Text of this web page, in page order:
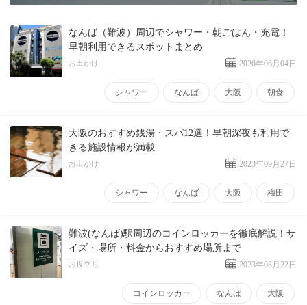
なんば（難波）周辺でシャワー・朝ごはん・充電！
早朝利用できるスポットまとめ
お出かけ 2026年06月04日
シャワー なんば 大阪 朝食
大阪のおすすめ銭湯・スパ12選！早朝深夜も利用で
きる施設情報が満載
お出かけ 2023年09月27日
シャワー なんば 大阪 梅田
難波(なんば)駅周辺のコインロッカーを徹底解説！サ
イズ・場所・料金からおすすめ場所まで
お役立ち 2023年08月22日
コインロッカー なんば 大阪